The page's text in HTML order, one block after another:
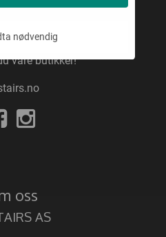
våre butikker!
oss
AS
nødvendig